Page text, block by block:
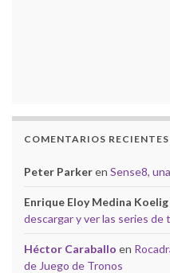
COMENTARIOS RECIENTES
Peter Parkeren Sense8,
Enrique Eloy Medina Koelig
descargar y ver las series de
Héctor Caraballo en
de Juego de Tronos